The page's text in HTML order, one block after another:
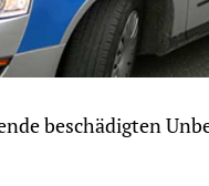
beschädigten